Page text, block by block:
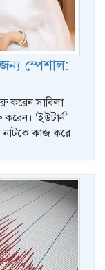
স্পেশাল:
করেন সাবিলা
‘ইউটার্ন`
নাটকে কাজ করে